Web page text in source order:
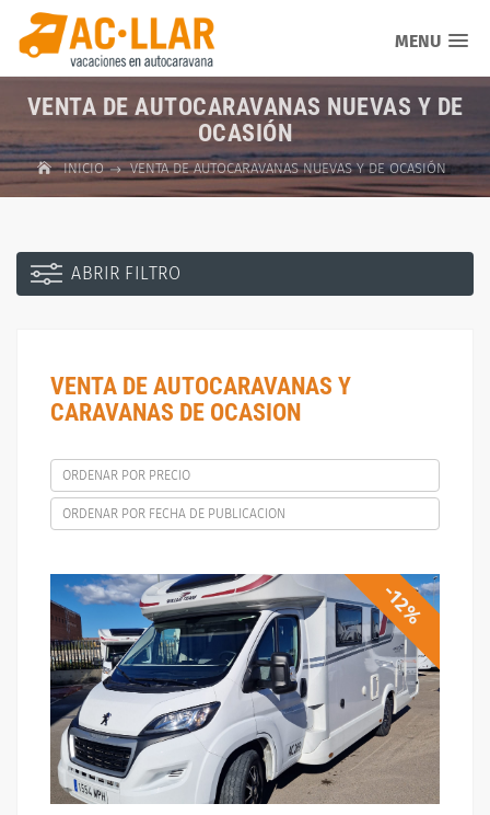
MENU
VENTA DE AUTOCARAVANAS NUEVAS Y DE
OCASIÓN
INICIO VENTA DE AUTOCARAVANAS NUEVAS Y DE OCASIÓN
ABRIR FILTRO
VENTA DE AUTOCARAVANAS Y
CARAVANAS DE OCASION
ORDENAR POR PRECIO
ORDENAR POR FECHA DE PUBLICACION
-12%